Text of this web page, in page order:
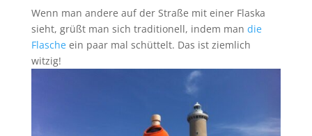
Wenn man andere auf der Straße mit einer Flaska
sieht, grüßt man sich traditionell, indem man die
Flascheein paar mal schüttelt. Das ist ziemlich
witzig!